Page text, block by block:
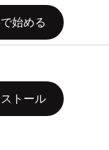
始める
トール